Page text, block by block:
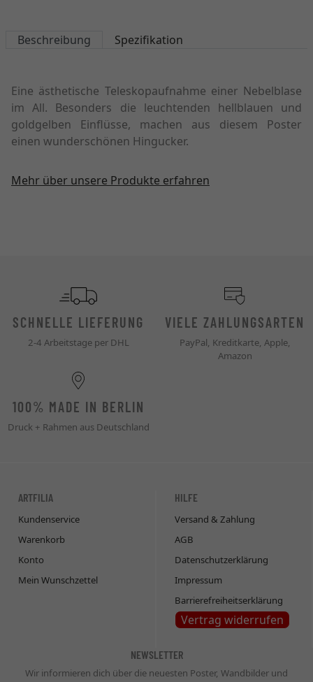
Beschreibung Spezifikation
Eine ästhetische Teleskopaufnahme einer Nebelblase
im All. Besonders die leuchtenden hellblauen und
goldgelben Einflüsse, machen aus diesem Poster
einen wunderschönen Hingucker.
Mehr über unsere Produkte erfahren
SCHNELLE LIEFERUNG
2-4 Arbeitstage per DHL
VIELE ZAHLUNGSARTEN
PayPal, Kreditkarte, Apple,
Amazon
100% MADE IN BERLIN
Druck + Rahmen aus Deutschland
ARTFILIA
Kundenservice
Warenkorb
Konto
Mein Wunschzettel
HILFE
Versand & Zahlung
AGB
Datenschutzerklärung
Impressum
Barrierefreiheitserklärung
Vertrag widerrufen
NEWSLETTER
Wir informieren dich über die neuesten Poster, Wandbilder und